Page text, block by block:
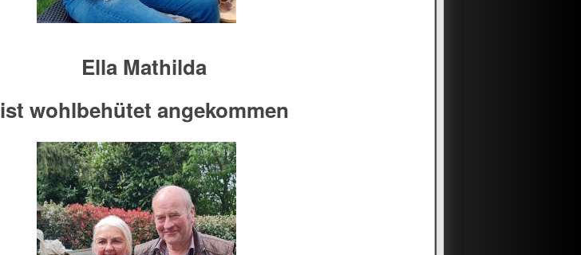
Ella Mathilda
ist wohlbehütet angekommen